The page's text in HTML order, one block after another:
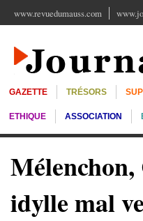
www.revuedumauss.com
GAZETTE TRÉSORS
ETHIQUE ASSOCIATION
Mélenchon,
idylle mal